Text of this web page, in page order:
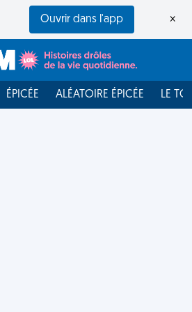
Ouvrir dans l'app ×
ÉPICÉE ALÉATOIRE ÉPICÉE LE